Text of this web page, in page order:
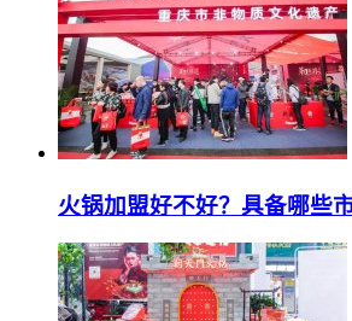
火锅加盟好不好？具备哪些